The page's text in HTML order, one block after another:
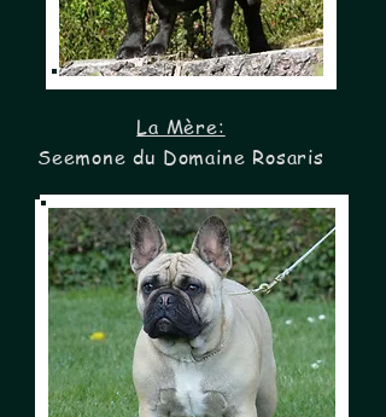
La Mère:
Seemone du Domaine Rosaris